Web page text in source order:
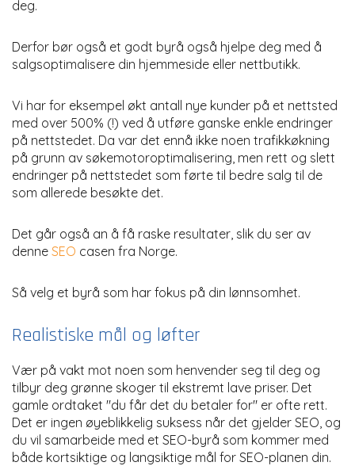
deg.
Derfor bør også et godt byrå også hjelpe deg med å
salgsoptimalisere din hjemmeside eller nettbutikk.
Vi har for eksempel økt antall nye kunder på et nettsted
med over 500% (!) ved å utføre ganske enkle endringer
på nettstedet. Da var det ennå ikke noen trafikkøkning
på grunn av søkemotoroptimalisering, men rett og slett
endringer på nettstedet som førte til bedre salg til de
som allerede besøkte det.
Det går også an å få raske resultater, slik du ser av
denne SEO casen fra Norge.
Så velg et byrå som har fokus på din lønnsomhet.
Realistiske mål og løfter
Vær på vakt mot noen som henvender seg til deg og
tilbyr deg grønne skoger til ekstremt lave priser. Det
gamle ordtaket "du får det du betaler for" er ofte rett.
Det er ingen øyeblikkelig suksess når det gjelder SEO, og
du vil samarbeide med et SEO-byrå som kommer med
både kortsiktige og langsiktige mål for SEO-planen din.